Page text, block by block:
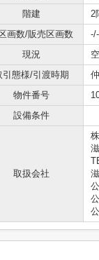
階建
2
画数/販売区画数
-/-
現況
引態様/引渡時期
物件番号
設備条件
取扱会社